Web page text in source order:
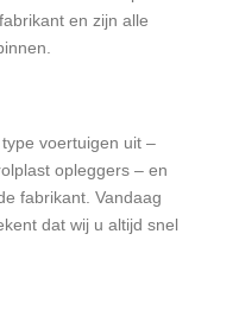
en zijn alle
voertuigen uit –
opleggers – en
fabrikant. Vandaag
dat wij u altijd snel